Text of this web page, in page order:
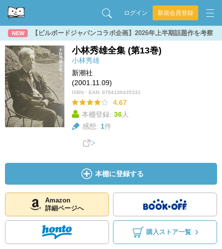
ログイン 新規会員登録
NEW 【ビルボードジャパンコラボ企画】2026年上半期話題作を考察
小林秀雄全集 (第13巻)
小林秀雄
新潮社
(2001.11.09)
ISBN・EAN: 9784106435331
4.67
本棚登録: 36人
感想: 1件
本棚に登録する
Amazon
詳細ページへ
購入ストア一覧